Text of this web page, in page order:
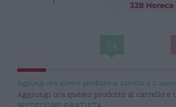
328
Aggiungi ora questo prodotto al carrello e ti
Aggiungi ora questo prodotto al carrello e